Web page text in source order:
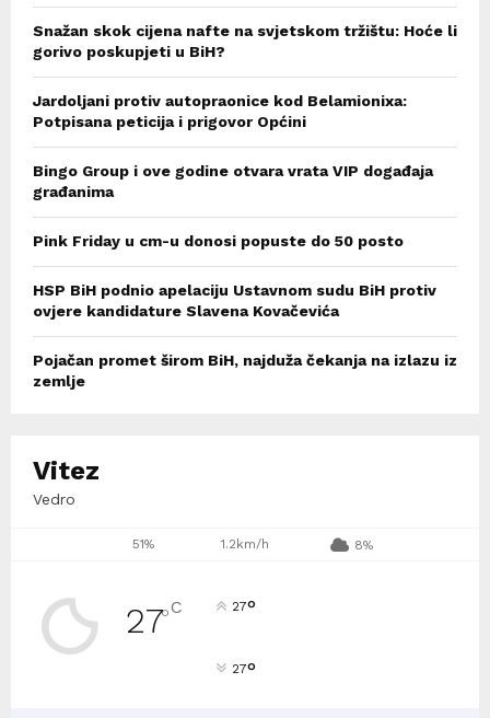
Snažan skok cijena nafte na svjetskom tržištu: Hoće li
gorivo poskupjeti u BiH?
Jardoljani protiv autopraonice kod Belamionixa:
Potpisana peticija i prigovor Općini
Bingo Group i ove godine otvara vrata VIP događaja
građanima
Pink Friday u cm-u donosi popuste do 50 posto
HSP BiH podnio apelaciju Ustavnom sudu BiH protiv
ovjere kandidature Slavena Kovačevića
Pojačan promet širom BiH, najduža čekanja na izlazu iz
zemlje
Vitez
Vedro
51% 1.2km/h 8%
27°C 27°
27°